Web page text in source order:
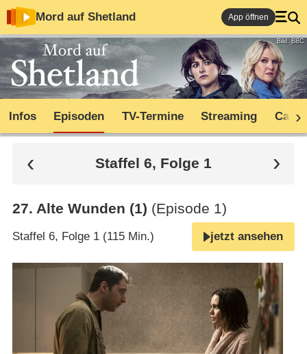
Mord auf Shetland App öffnen
Bild: BBC
Infos Episoden TV-Termine Streaming Cast
Staffel 6, Folge 1
27. Alte Wunden (1) (Episode 1)
Staffel 6, Folge 1 (115 Min.) jetzt ansehen